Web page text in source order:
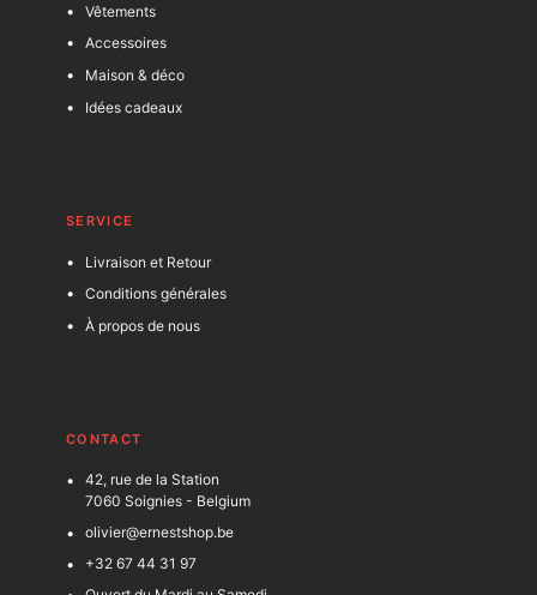
Vêtements
Accessoires
Maison & déco
Idées cadeaux
SERVICE
Livraison et Retour
Conditions générales
À propos de nous
CONTACT
42, rue de la Station
7060 Soignies - Belgium
olivier@ernestshop.be
+32 67 44 31 97